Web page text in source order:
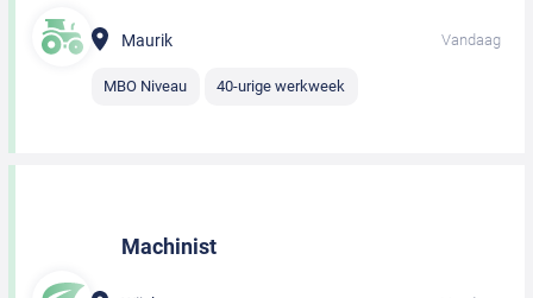
Maurik Vandaag
MBO Niveau 40-urige werkweek
Machinist